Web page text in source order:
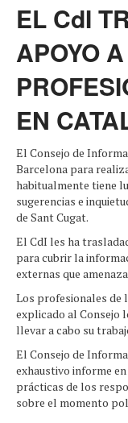
EL CdI
APOYO
EN
El Consejo de
Barcelona para
habitualmente tiene
sugerencias e
de Sant Cugat.
El CdI les ha
para cubrir la
externas que
Los profesionales de
explicado al Consejo
llevar a cabo su
El Consejo de
exhaustivo informe
prácticas de los
sobre el momento